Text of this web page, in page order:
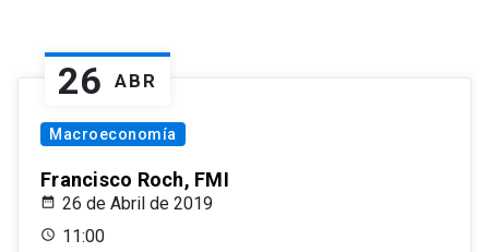
26 ABR
Macroeconomía
Francisco Roch, FMI
26 de Abril de 2019
11:00